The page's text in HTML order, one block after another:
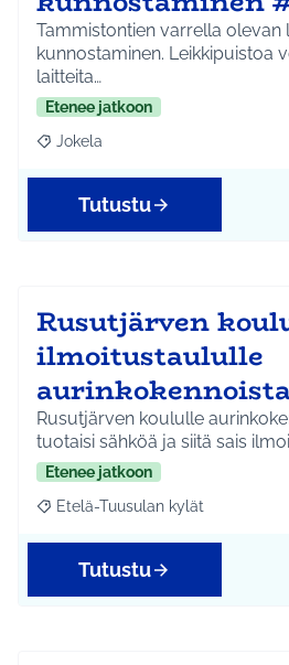
Tammistontien varrella olevan
kunnostaminen. Leikkipuistoa
laitteita…
Etenee jatkoon
Rajaa tulokset aihepiirin mukaan:
Jokela
Tutustu
Rusutjärven
ilmoitustaululle
Rusutjärven koululle
tuotaisi sähköä ja siitä sais
Etenee jatkoon
Rajaa tulokset aihepiirin mukaan:
Etelä-Tuusulan kylät
Tutustu